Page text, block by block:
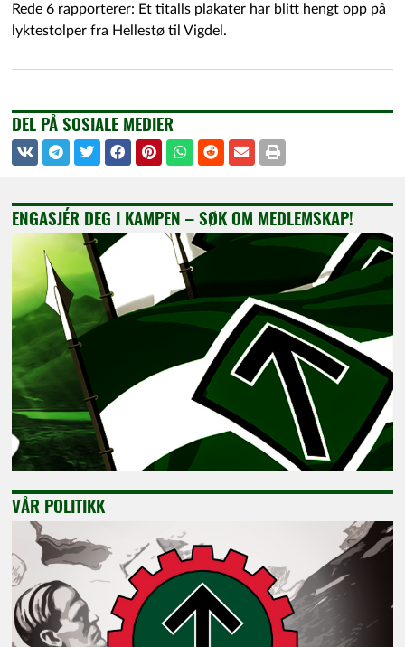
Rede 6 rapporterer: Et titalls plakater har blitt hengt opp på
lyktestolper fra Hellestø til Vigdel.
DEL PÅ SOSIALE MEDIER
ENGASJÉR DEG I KAMPEN – SØK OM MEDLEMSKAP!
VÅR POLITIKK